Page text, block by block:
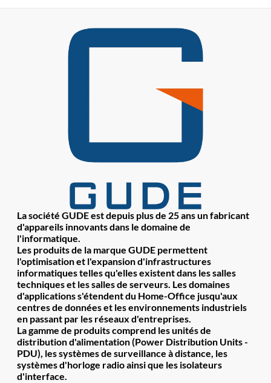
La société GUDE est depuis plus de 25 ans un fabricant
d'appareils innovants dans le domaine de
l'informatique.
Les produits de la marque GUDE permettent
l'optimisation et l'expansion d'infrastructures
informatiques telles qu'elles existent dans les salles
techniques et les salles de serveurs. Les domaines
d'applications s'étendent du Home-Office jusqu'aux
centres de données et les environnements industriels
en passant par les réseaux d'entreprises.
La gamme de produits comprend les unités de
distribution d'alimentation (Power Distribution Units -
PDU), les systèmes de surveillance à distance, les
systèmes d'horloge radio ainsi que les isolateurs
d'interface.